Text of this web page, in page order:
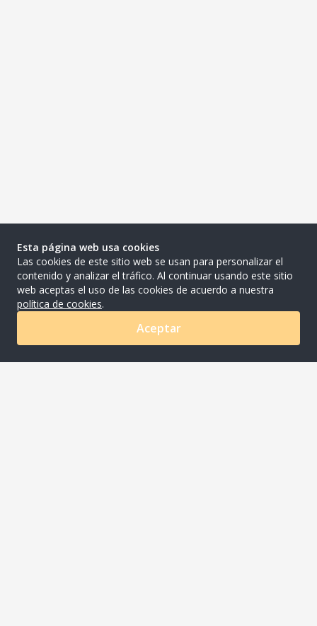
Esta página web usa cookies
Las cookies de este sitio web se usan para personalizar el
contenido y analizar el tráfico. Al continuar usando este sitio
web aceptas el uso de las cookies de acuerdo a nuestra
política de cookies.
Aceptar